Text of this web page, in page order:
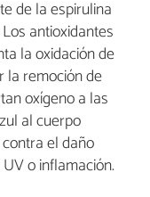
de la espirulina
antioxidantes
la oxidación de
la remoción de
oxígeno a las
al cuerpo
el daño
o inflamación.